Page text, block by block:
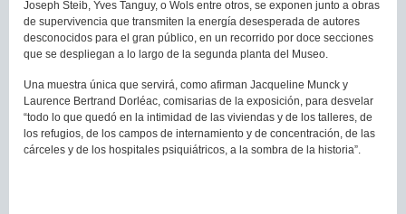
Joseph Steib, Yves Tanguy, o Wols entre otros, se exponen junto a obras
de supervivencia que transmiten la energía desesperada de autores
desconocidos para el gran público, en un recorrido por doce secciones
que se despliegan a lo largo de la segunda planta del Museo.
Una muestra única que servirá, como afirman Jacqueline Munck y
Laurence Bertrand Dorléac, comisarias de la exposición, para desvelar
“todo lo que quedó en la intimidad de las viviendas y de los talleres, de
los refugios, de los campos de internamiento y de concentración, de las
cárceles y de los hospitales psiquiátricos, a la sombra de la historia”.